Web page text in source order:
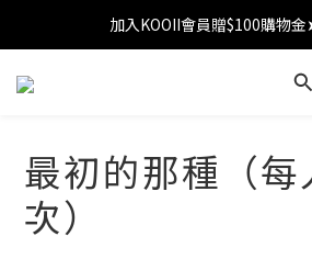
加入KOOII會員贈$100購物
全館$3,000免運
最初的那種（每
次）